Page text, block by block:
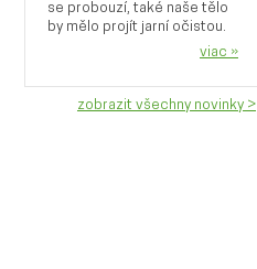
se probouzí, také naše tělo
by mělo projít jarní očistou.
viac »
zobrazit všechny novinky >